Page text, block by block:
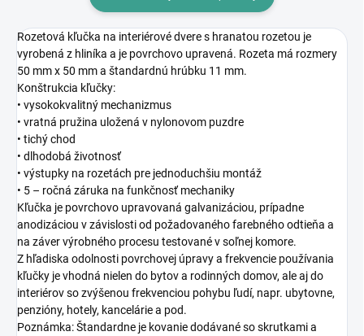
Rozetová kľučka na interiérové dvere s hranatou rozetou je
vyrobená z hliníka a je povrchovo upravená. Rozeta má rozmery
50 mm x 50 mm a štandardnú hrúbku 11 mm.
Konštrukcia kľučky:
• vysokokvalitný mechanizmus
• vratná pružina uložená v nylonovom puzdre
• tichý chod
• dlhodobá životnosť
• výstupky na rozetách pre jednoduchšiu montáž
• 5 – ročná záruka na funkčnosť mechaniky
Kľučka je povrchovo upravovaná galvanizáciou, prípadne
anodizáciou v závislosti od požadovaného farebného odtieňa a
na záver výrobného procesu testované v soľnej komore.
Z hľadiska odolnosti povrchovej úpravy a frekvencie používania
kľučky je vhodná nielen do bytov a rodinných domov, ale aj do
interiérov so zvýšenou frekvenciou pohybu ľudí, napr. ubytovne,
penzióny, hotely, kancelárie a pod.
Poznámka: Štandardne je kovanie dodávané so skrutkami a